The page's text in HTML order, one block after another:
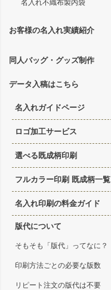
名入れ不織布製内袋
お客様の名入れ実績紹介
同人バッグ・グッズ制作
データ入稿はこちら
名入れガイドページ
ロゴ加工サービス
選べる既成柄印刷
フルカラー印刷 既成柄一覧
名入れ印刷の料金ガイド
版代について
そもそも「版代」ってなに？
印刷方法ごとの必要な版数
リピート注文の版代は不要